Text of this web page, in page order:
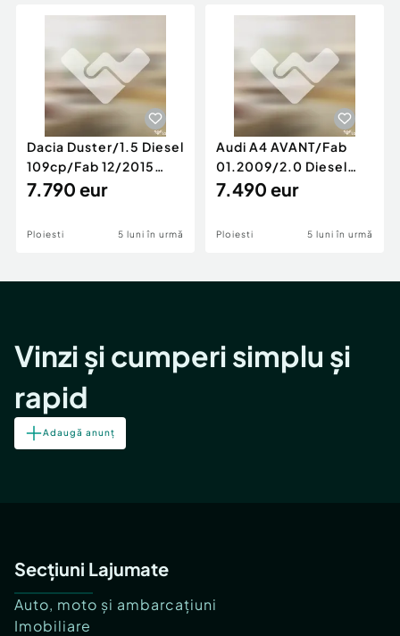
Animale de companie
Afaceri și echipamente profesionale
Inchiriere Bunuri si Vehicule
Utilaje agricole si industriale
Piese auto si accesorii
Dacia Duster
Dacia Duster/1.5 Diesel
109cp/Fab 12/2015
/Euro 5/GARANTIE 12
7.790 eur
Ploiesti 5 luni în urmă
Audi A4 AVANT/Fab
01.2009/2.0 Diesel
140cp/Posibilitate
7.490 eur
Ploiesti 5 luni în urmă
Vinzi și cumperi simplu și
rapid
Adaugă anunț
Secțiuni Lajumate
Auto, moto și ambarcațiuni
Imobiliare